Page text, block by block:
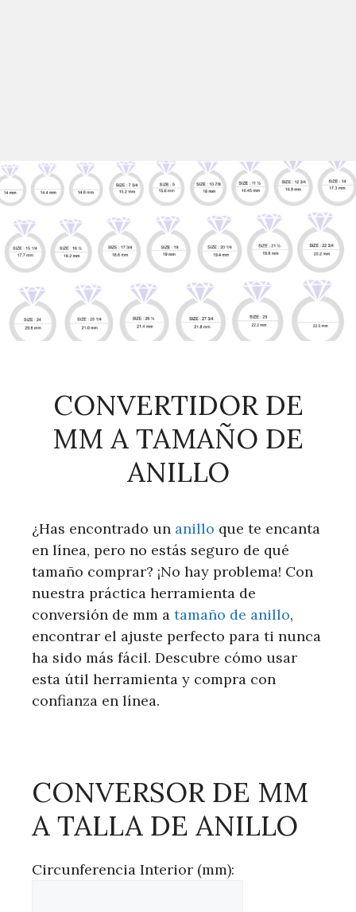
CONVERTIDOR DE
MM A TAMAÑO DE
ANILLO
¿Has encontrado un anillo que te encanta
en línea, pero no estás seguro de qué
tamaño comprar? ¡No hay problema! Con
nuestra práctica herramienta de
conversión de mm a tamaño de anillo,
encontrar el ajuste perfecto para ti nunca
ha sido más fácil. Descubre cómo usar
esta útil herramienta y compra con
confianza en línea.
CONVERSOR DE MM
A TALLA DE ANILLO
Circunferencia Interior (mm):